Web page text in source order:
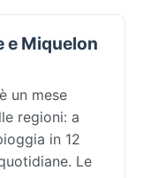
e Miquelon
un mese
regioni: a
in 12
Le